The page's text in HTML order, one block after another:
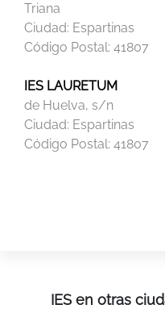
Triana
Ciudad: Espartinas
Código Postal: 41807
IES LAURETUM
de Huelva, s/n
Ciudad: Espartinas
Código Postal: 41807
IES en otras